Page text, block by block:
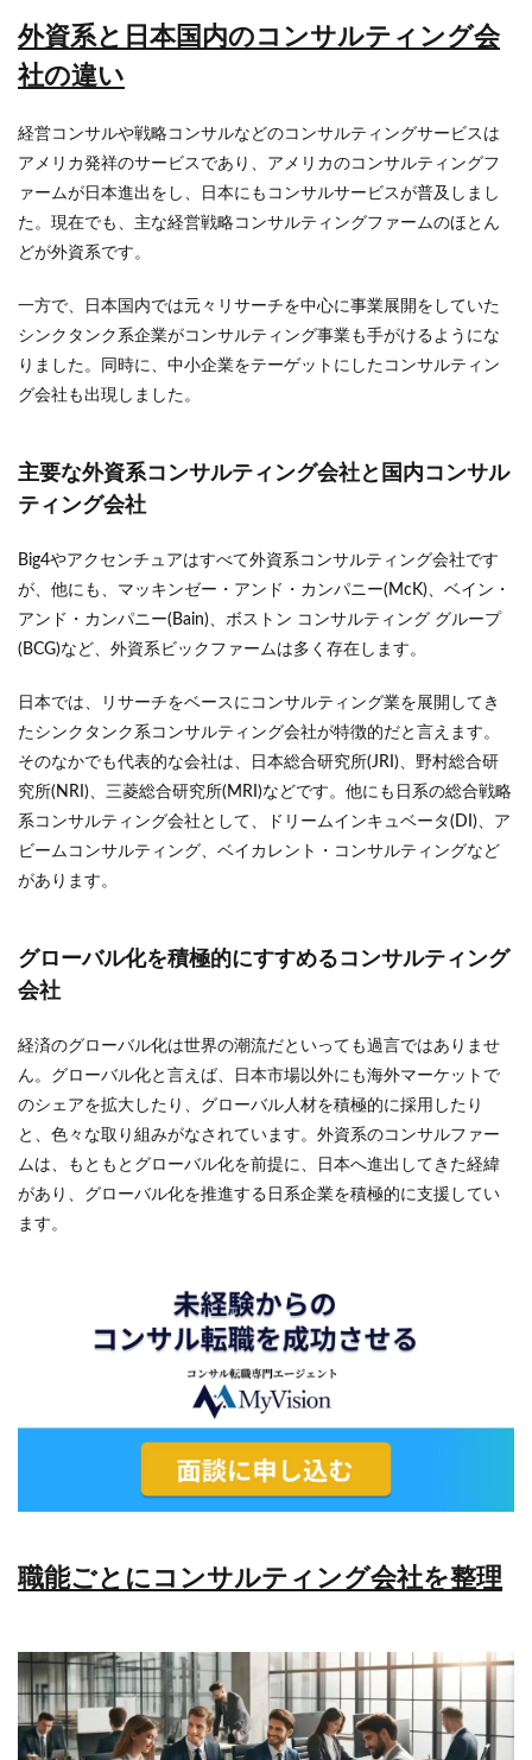
外資系と日本国内のコンサルティング会
社の違い
経営コンサルや戦略コンサルなどのコンサルティングサービスは
アメリカ発祥のサービスであり、アメリカのコンサルティングフ
ァームが日本進出をし、日本にもコンサルサービスが普及しまし
た。現在でも、主な経営戦略コンサルティングファームのほとん
どが外資系です。
一方で、日本国内では元々リサーチを中心に事業展開をしていた
シンクタンク系企業がコンサルティング事業も手がけるようにな
りました。同時に、中小企業をテーゲットにしたコンサルティン
グ会社も出現しました。
主要な外資系コンサルティング会社と国内コンサル
ティング会社
Big4やアクセンチュアはすべて外資系コンサルティング会社です
が、他にも、マッキンゼー・アンド・カンパニー(McK)、ベイン・
アンド・カンパニー(Bain)、ボストン コンサルティング グループ
(BCG)など、外資系ビックファームは多く存在します。
日本では、リサーチをベースにコンサルティング業を展開してき
たシンクタンク系コンサルティング会社が特徴的だと言えます。
そのなかでも代表的な会社は、日本総合研究所(JRI)、野村総合研
究所(NRI)、三菱総合研究所(MRI)などです。他にも日系の総合戦略
系コンサルティング会社として、ドリームインキュベータ(DI)、ア
ビームコンサルティング、ベイカレント・コンサルティングなど
があります。
グローバル化を積極的にすすめるコンサルティング
会社
経済のグローバル化は世界の潮流だといっても過言ではありませ
ん。グローバル化と言えば、日本市場以外にも海外マーケットで
のシェアを拡大したり、グローバル人材を積極的に採用したり
と、色々な取り組みがなされています。外資系のコンサルファー
ムは、もともとグローバル化を前提に、日本へ進出してきた経緯
があり、グローバル化を推進する日系企業を積極的に支援してい
ます。
職能ごとにコンサルティング会社を整理